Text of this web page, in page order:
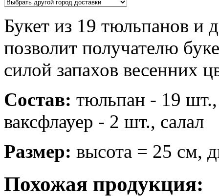
Букет из 19 тюльпанов и
позволит получателю
силой запахов весенних
Состав: тюльпан - 19
ваксфлауер - 2 шт., салал
Размер: высота = 25 см,
Похожая продукция: